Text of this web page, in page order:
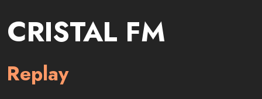
CRISTAL FM
Replay